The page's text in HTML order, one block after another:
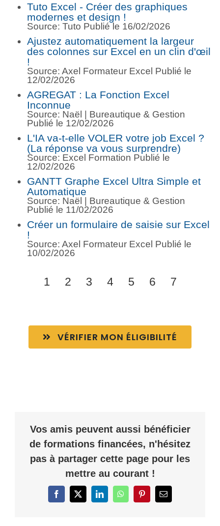
Tuto Excel - Créer des graphiques
modernes et design !
Source: Tuto Publié le 16/02/2026
Ajustez automatiquement la largeur
des colonnes sur Excel en un clin d'œil
!
Source: Axel Formateur Excel Publié le
12/02/2026
AGREGAT : La Fonction Excel
Inconnue
Source: Naël | Bureautique & Gestion
Publié le 12/02/2026
L'IA va-t-elle VOLER votre job Excel ?
(La réponse va vous surprendre)
Source: Excel Formation Publié le
12/02/2026
GANTT Graphe Excel Ultra Simple et
Automatique
Source: Naël | Bureautique & Gestion
Publié le 11/02/2026
Créer un formulaire de saisie sur Excel
!
Source: Axel Formateur Excel Publié le
10/02/2026
1 2 3 4 5 6 7
VÉRIFIER MON ÉLIGIBILITÉ
Vos amis peuvent aussi bénéficier
de formations financées, n'hésitez
pas à partager cette page pour les
mettre au courant !
Facebook
X LinkedInWhatsAppPinterestEmail